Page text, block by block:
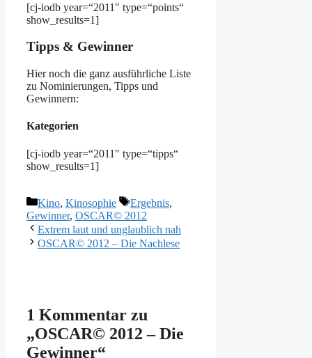
[cj-iodb year=“2011″ type=“points“
show_results=1]
Tipps & Gewinner
Hier noch die ganz ausführliche Liste
zu Nominierungen, Tipps und
Gewinnern:
Kategorien
[cj-iodb year=“2011″ type=“tipps“
show_results=1]
Kategorien
Kino, Kinosophie Schlagwörter
Ergebnis,
Gewinner, OSCAR© 2012
Extrem laut und unglaublich nah
OSCAR© 2012 – Die Nachlese
1 Kommentar zu
„OSCAR© 2012 – Die
Gewinner“